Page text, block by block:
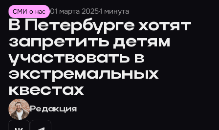
СМИ о нас 01 марта 20251 минута
В Петербурге хотят
запретить детям
участвовать в
экстремальных
квестах
Редакция